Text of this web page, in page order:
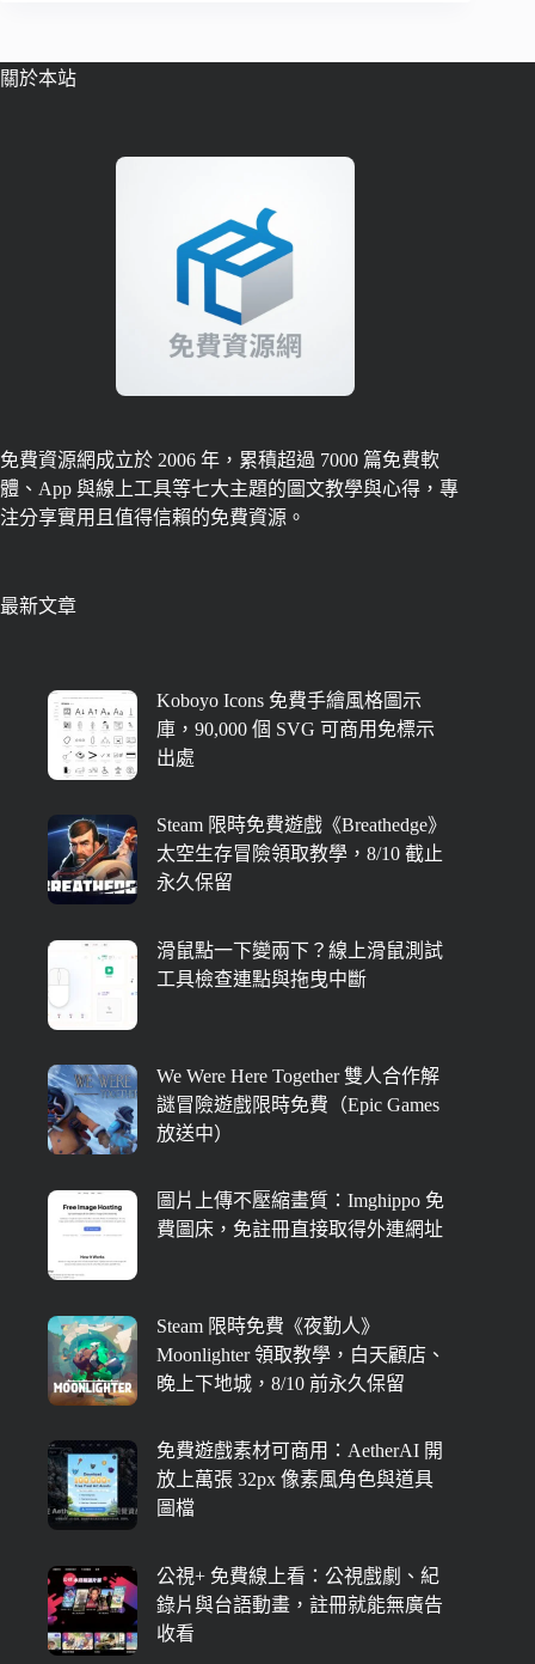
關於本站
免費資源網成立於 2006 年，累積超過 7000 篇免費軟
體、App 與線上工具等七大主題的圖文教學與心得，專
注分享實用且值得信賴的免費資源。
最新文章
Koboyo Icons 免費手繪風格圖示
庫，90,000 個 SVG 可商用免標示
出處
Steam 限時免費遊戲《Breathedge》
太空生存冒險領取教學，8/10 截止
永久保留
滑鼠點一下變兩下？線上滑鼠測試
工具檢查連點與拖曳中斷
We Were Here Together 雙人合作解
謎冒險遊戲限時免費（Epic Games
放送中）
圖片上傳不壓縮畫質：Imghippo 免
費圖床，免註冊直接取得外連網址
Steam 限時免費《夜勤人》
Moonlighter 領取教學，白天顧店、
晚上下地城，8/10 前永久保留
免費遊戲素材可商用：AetherAI 開
放上萬張 32px 像素風角色與道具
圖檔
公視+ 免費線上看：公視戲劇、紀
錄片與台語動畫，註冊就能無廣告
收看